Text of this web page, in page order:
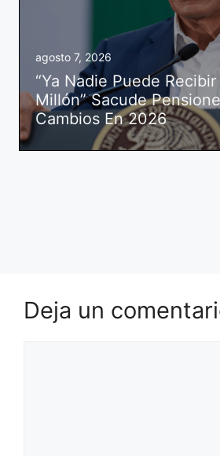
agosto 7, 2026
“Ya Nadie Puede
Millón” Sacude
Cambios En 2026
Deja un